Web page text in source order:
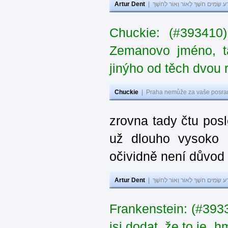
Artur Dent שָׂמִים חֹשֶׁךְ לְאוֹר וְאוֹר לְחֹשֶׁךְ
Chuckie:
Zemanovo jméno,
jinýho od těch dvou
Chuckie Praha nemůže za vaše
zrovna tady čtu
už dlouho
očividně není
Artur Dent שָׂמִים חֹשֶׁךְ לְאוֹר וְאוֹר לְחֹשֶׁךְ
Frankenstein: